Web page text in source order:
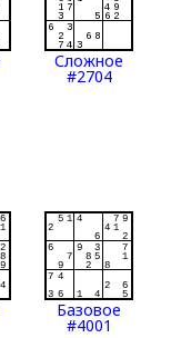
Сложное
#2704
Базовое
#4001